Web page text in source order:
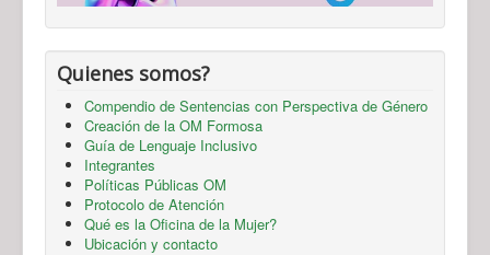
Quienes somos?
Compendio de Sentencias con Perspectiva de Género
Creación de la OM Formosa
Guía de Lenguaje Inclusivo
Integrantes
Políticas Públicas OM
Protocolo de Atención
Qué es la Oficina de la Mujer?
Ubicación y contacto